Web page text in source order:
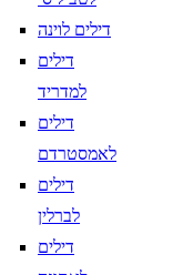
דילים לוינה
דילים
למדריד
דילים
לאמסטרדם
דילים
לברלין
דילים